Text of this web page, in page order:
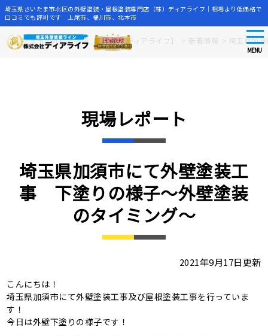
Skip
to
埼玉県さいたま市北区の外壁塗装・屋根塗装専門店（株）ディアライフ｜相場より低価格で
口コミでも評判です 上尾市、桶川市、北本市
MENU
さいたま市の外壁塗装店【株式会社ディアライフ】 新着情報 埼玉県加
現場レポート
埼玉県加須市にて外壁塗装工
事 下塗りの様子～外壁塗装
のタイミング～
2021年9月17日更新
こんにちは！
埼玉県加須市にて外壁塗装工事及び屋根塗装工事を行っていま
す！
今日は外壁下塗りの様子です！